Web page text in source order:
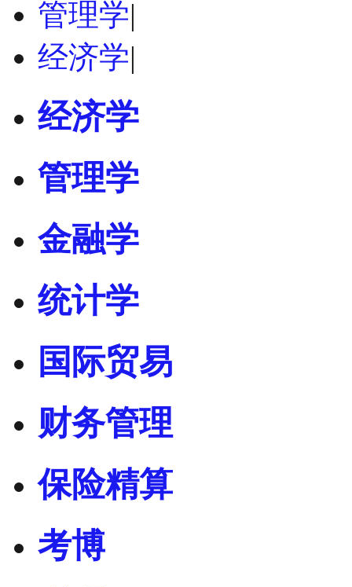
管理学|
经济学|
经济学
管理学
金融学
统计学
国际贸易
财务管理
保险精算
考博